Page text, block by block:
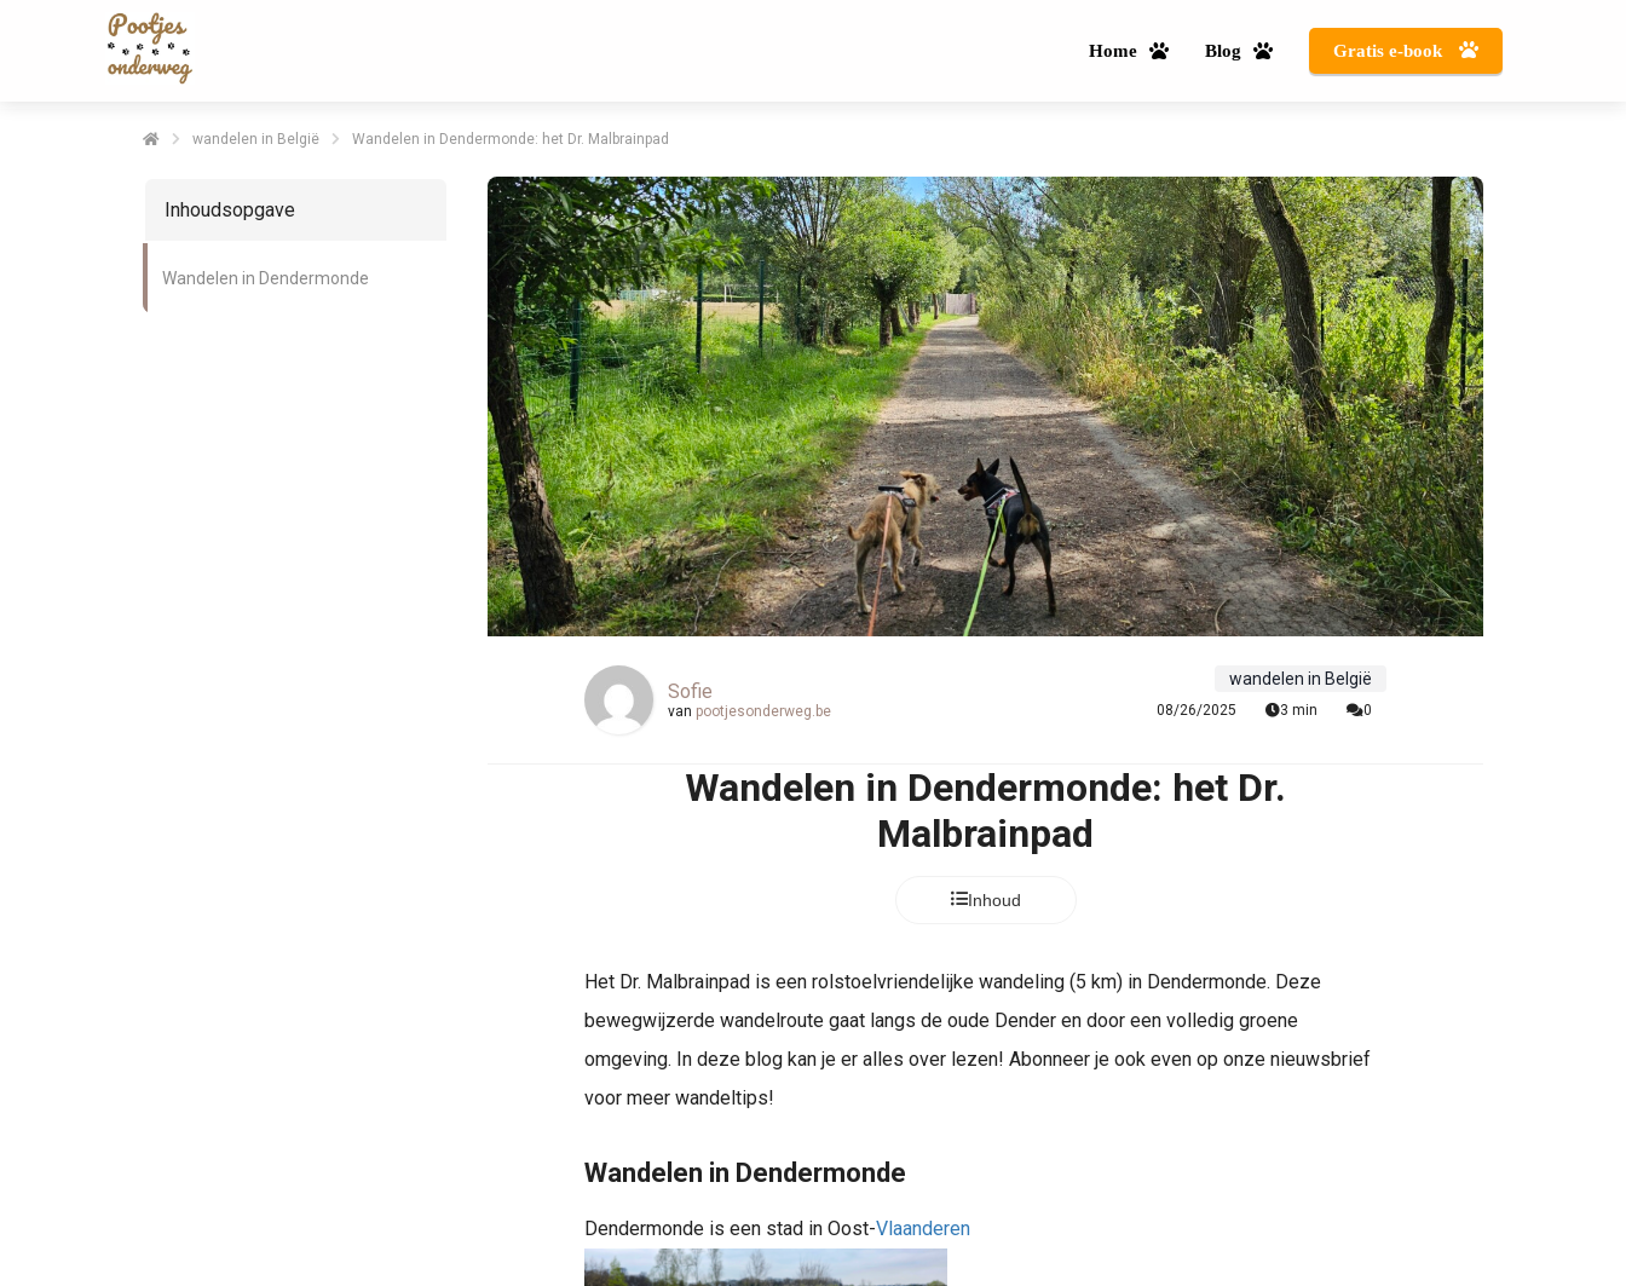
Home Blog Gratis e-book
wandelen in België Wandelen in Dendermonde: het Dr. Malbrainpad
Inhoudsopgave
Wandelen in Dendermonde
Sofie
van pootjesonderweg.be
wandelen in België
08/26/2025 3 min 0
Wandelen in Dendermonde: het Dr.
Malbrainpad
Inhoud
Het Dr. Malbrainpad is een rolstoelvriendelijke wandeling (5 km) in Dendermonde. Deze
bewegwijzerde wandelroute gaat langs de oude Dender en door een volledig groene
omgeving. In deze blog kan je er alles over lezen! Abonneer je ook even op onze nieuwsbrief
voor meer wandeltips!
Wandelen in Dendermonde
Dendermonde is een stad in Oost-Vlaanderen